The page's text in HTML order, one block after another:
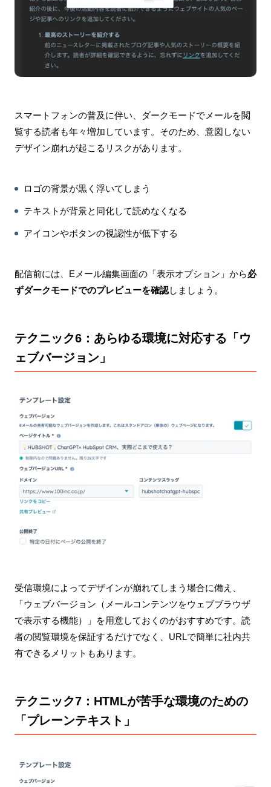
スマートフォンの普及に伴い、ダークモードでメールを閲
覧する読者も年々増加しています。そのため、意図しない
デザイン崩れが起こるリスクがあります。
ロゴの背景が黒く浮いてしまう
テキストが背景と同化して読めなくなる
アイコンやボタンの視認性が低下する
配信前には、Eメール編集画面の「表示オプション」から必
ずダークモードでのプレビューを確認しましょう。
テクニック6：あらゆる環境に対応する「ウ
ェブバージョン」
受信環境によってデザインが崩れてしまう場合に備え、
「ウェブバージョン（メールコンテンツをウェブブラウザ
で表示する機能）」を用意しておくのがおすすめです。読
者の閲覧環境を保証するだけでなく、URLで簡単に社内共
有できるメリットもあります。
テクニック7：HTMLが苦手な環境のための
「プレーンテキスト」